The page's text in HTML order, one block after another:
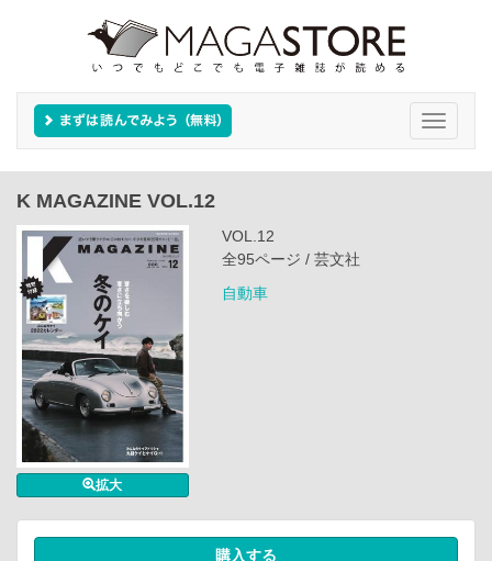
Toggle
K MAGAZINE VOL.12
拡大
VOL.12
全95ページ / 芸文社
自動車
購入する